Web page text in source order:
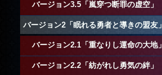
バージョン3.5「嵐穿つ断罪の虚空」
バージョン2「眠れる勇者と導きの盟友」
バージョン2.1「重なりし運命の大地」
バージョン2.2「紡がれし勇気の絆」